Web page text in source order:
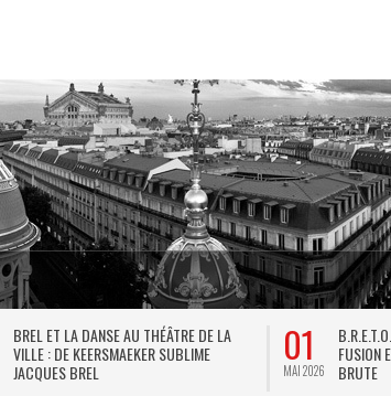
BREL ET LA DANSE AU THÉÂTRE DE LA
VILLE : DE KEERSMAEKER SUBLIME
JACQUES BREL
01
MAI 2026
FUSION
BRUTE